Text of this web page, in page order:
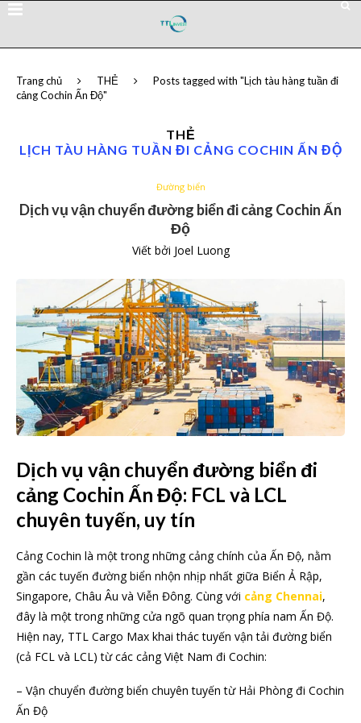
Trang chủ THẺ
Posts tagged with "Lịch tàu hàng tuần đi
cảng Cochin Ấn Độ"
THẺ
LỊCH TÀU HÀNG TUẦN ĐI CẢNG COCHIN ẤN ĐỘ
Đường biển
Dịch vụ vận chuyển đường biển đi cảng Cochin Ấn
Độ
Viết bởi Joel Luong
Dịch vụ vận chuyển đường biển đi
cảng Cochin Ấn Độ: FCL và LCL
chuyên tuyến, uy tín
Cảng Cochin là một trong những cảng chính của Ấn Độ, nằm
gần các tuyến đường biển nhộn nhịp nhất giữa Biển Ả Rập,
Singapore, Châu Âu và Viễn Đông. Cùng với cảng Chennai,
đây là một trong những cửa ngõ quan trọng phía nam Ấn Độ.
Hiện nay, TTL Cargo Max khai thác tuyến vận tải đường biển
(cả FCL và LCL) từ các cảng Việt Nam đi Cochin:
– Vận chuyển đường biển chuyên tuyến từ Hải Phòng đi Cochin
Ấn Độ